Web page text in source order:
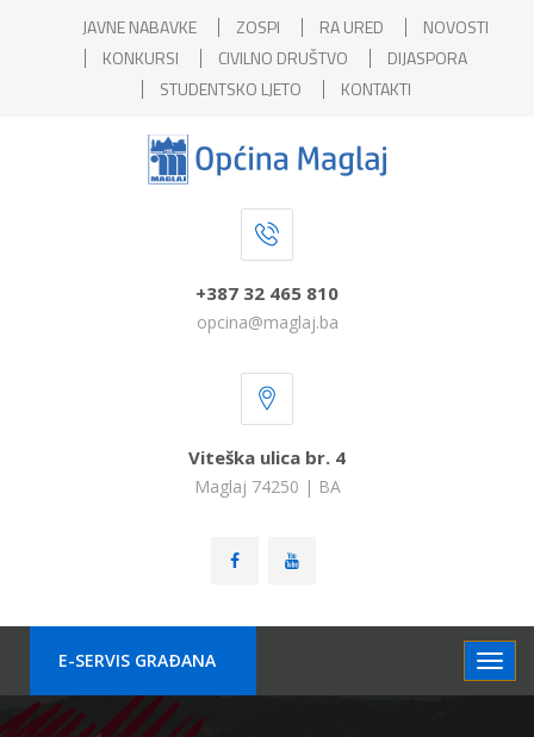
JAVNE NABAVKE ZOSPI RA URED
NOVOSTI
KONKURSI
CIVILNO DRUŠTVO
DIJASPORA
STUDENTSKO LJETO
KONTAKTI
+387 32 465 810
opcina@maglaj.ba
Viteška ulica br. 4
Maglaj 74250 | BA
E-SERVIS GRAÐANA